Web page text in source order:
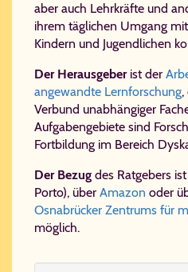
aber auch Lehrkräfte und
ihrem täglichen Umgang
Kindern und Jugendlichen
Der Herausgeber ist der
angewandte Lernforschung
Verbund unabhängiger
Aufgabengebiete sind
Fortbildung im Bereich
Der Bezug des Ratgebers ist
Porto), über Amazon oder
Osnabrücker Zentrums für
möglich.